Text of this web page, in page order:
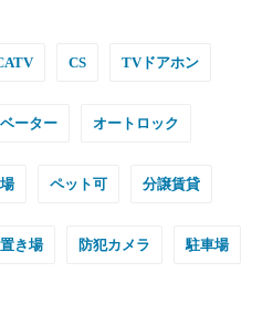
CS TVドアホン
ーター オートロック
ペット可 分譲賃貸
き場 防犯カメラ 駐車場